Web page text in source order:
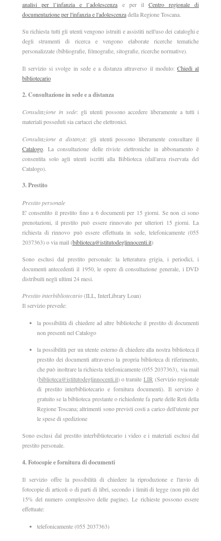
analisi per l’infanzia e l’adolescenza
e per il Centro regionale di
documentazione per l'infanzia e l'adolescenzadella Regione Toscana.
Su richiesta tutti gli utenti vengono istruiti e assistiti nell'uso dei cataloghi e
degli strumenti di ricerca e vengono elaborate ricerche tematiche
personalizzate (bibliografie, filmografie, sitografie, ricerche normative).
Il servizio si svolge in sede e a distanza attraverso il modulo:Chiedi al
bibliotecario
2. Consultazione in sede e a distanza
Consultazione in sede: gli utenti possono accedere liberamente a tutti i
materiali posseduti sia cartacei che elettronici.
Consultazione a distanza: gli utenti possono liberamente consultare il
Catalogo. La consultazione delle riviste elettroniche in abbonamento è
consentita solo agli utenti iscritti alla Biblioteca (dall'area riservata del
Catalogo).
3. Prestito
Prestito personale
E' consentito il prestito fino a 6 documenti per 15 giorni. Se non ci sono
prenotazioni, il prestito può essere rinnovato per ulteriori 15 giorni. La
richiesta di rinnovo può essere effettuata in sede, telefonicamente (055
2037363) o via mail (biblioteca@istitutodeglinnocenti.it)
Sono esclusi dal prestito personale: la letteratura grigia, i periodici, i
documenti antecedenti il 1950, le opere di consultazione generale, i DVD
distribuiti negli ultimi 24 mesi.
Prestito interbibliotecario(ILL, InterLibrary Loan)
Il servizio prevede:
la possibilità di chiedere ad altre biblioteche il prestito di documenti
non presenti nel Catalogo
la possibilità per un utente esterno di chiedere alla nostra biblioteca il
prestito dei documenti attraverso la propria biblioteca di riferimento,
che può inoltrare la richiesta telefonicamente (055 2037363), via mail
(biblioteca@istitutodeglinnocenti.it) o tramiteLIR (Servizio regionale
di prestito interbibliotecario e fornitura documenti). Il servizio è
gratuito se la biblioteca prestante o richiedente fa parte delle Reti della
Regione Toscana; altrimenti sono previsti costi a carico dell'utente per
le spese di spedizione
Sono esclusi dal prestito interbibliotecario i video e i materiali esclusi dal
prestito personale.
4. Fotocopie e fornitura di documenti
Il servizio offre la possibilità di chiedere la riproduzione e l'invio di
fotocopie di articoli o di parti di libri, secondo i limiti di legge (non più del
15% del numero complessivo delle pagine). Le richieste possono essere
effettuate:
telefonicamente (055 2037363)